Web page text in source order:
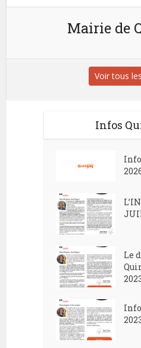
Mairie de
Voir tous
Infos
Le